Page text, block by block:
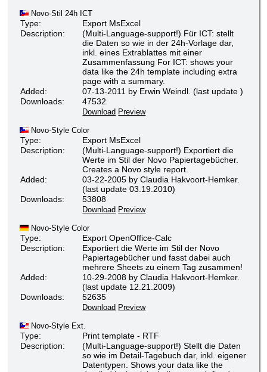
Novo-Stil 24h ICT
Type:
Export MsExcel
Description:
(Multi-Language-support!) Für ICT: stellt
die Daten so wie in der 24h-Vorlage dar,
inkl. eines Extrablattes mit einer
Zusammenfassung For ICT: shows your
data like the 24h template including extra
page with a summary.
Added:
07-13-2011 by Erwin Weindl. (last update )
Downloads:
47532
Download Preview
Novo-Style Color
Type:
Export MsExcel
Description:
(Multi-Language-support!) Exportiert die
Werte im Stil der Novo Papiertagebücher.
Creates a Novo style report.
Added:
03-22-2005 by Claudia Hakvoort-Hemker.
(last update 03.19.2010)
Downloads:
53808
Download Preview
Novo-Style Color
Type:
Export OpenOffice-Calc
Description:
Exportiert die Werte im Stil der Novo
Papiertagebücher und fasst dabei auch
mehrere Sheets zu einem Tag zusammen!
Added:
10-29-2008 by Claudia Hakvoort-Hemker.
(last update 12.21.2009)
Downloads:
52635
Download Preview
Novo-Style Ext.
Type:
Print template - RTF
Description:
(Multi-Language-support!) Stellt die Daten
so wie im Detail-Tagebuch dar, inkl. eigener
Datentypen. Shows your data like the